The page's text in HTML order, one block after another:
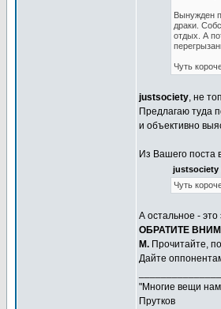
Вынужден
драки.
отдых. А
Чуть
justsociety, не
Предлагаю туда
и объективно
Из Вашего поста
justsociety
Чуть
А остальное -
ОБРАТИТЕ
M. Прочитайте,
Дайте
"Многие вещи нам
Прутков